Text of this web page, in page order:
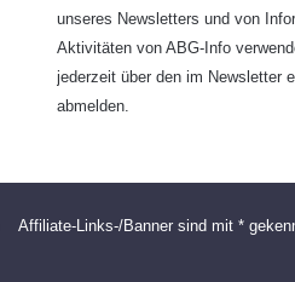
unseres Newsletters und von
Aktivitäten von ABG-Info
jederzeit über den im Newsletter
abmelden.
Affiliate-Links-/Banner sind mit *